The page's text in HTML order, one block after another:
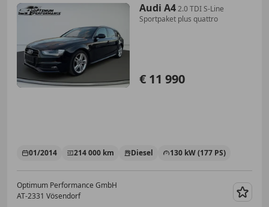
Audi A42.0 TDI S-Line
Sportpaket plus quattro
€ 11 990
01/2014 214 000 km Diesel 130 kW (177 PS)
Optimum Performance GmbH
AT-2331 Vösendorf